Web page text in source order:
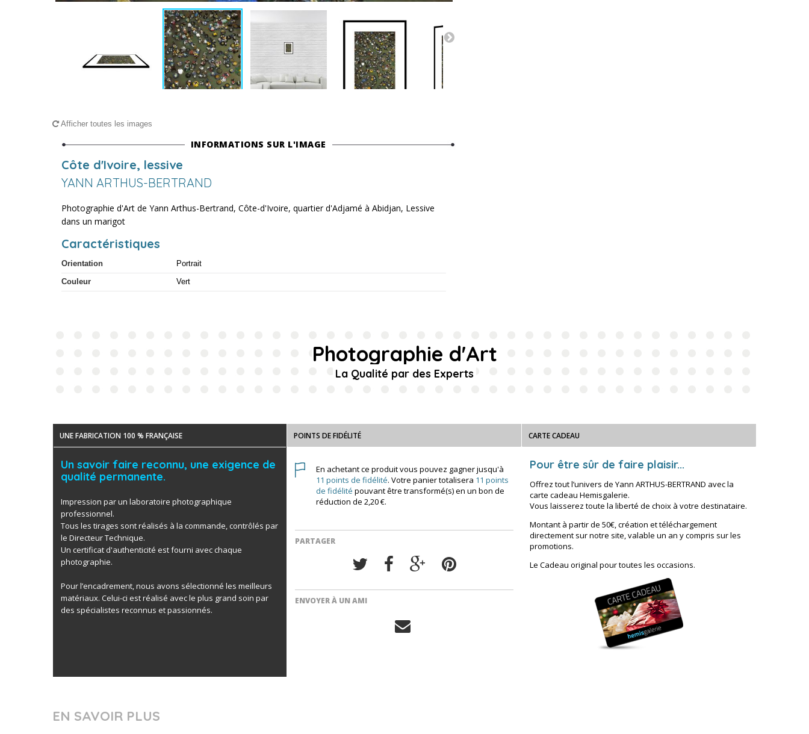
Afficher toutes les images
INFORMATIONS SUR L'IMAGE
Côte d'Ivoire, lessive
YANN ARTHUS-BERTRAND
Photographie d'Art de Yann Arthus-Bertrand, Côte-d'Ivoire, quartier d'Adjamé à Abidjan, Lessive
dans un marigot
Caractéristiques
Orientation
Portrait
Couleur
Vert
Photographie d'Art
La Qualité par des Experts
UNE FABRICATION 100 % FRANÇAISE
Un savoir faire reconnu, une exigence de
qualité permanente.
Impression par un laboratoire photographique
professionnel.
Tous les tirages sont réalisés à la commande, contrôlés par
le Directeur Technique.
Un certificat d'authenticité est fourni avec chaque
photographie.
Pour l’encadrement, nous avons sélectionné les meilleurs
matériaux. Celui-ci est réalisé avec le plus grand soin par
des spécialistes reconnus et passionnés.
POINTS DE FIDÉLITÉ
En achetant ce produit vous pouvez gagner jusqu'à
11 points de fidélité. Votre panier totalisera 11 points
de fidélité pouvant être transformé(s) en un bon de
réduction de 2,20 €.
PARTAGER
ENVOYER À UN AMI
CARTE CADEAU
Pour être sûr de faire plaisir...
Offrez tout l’univers de Yann ARTHUS-BERTRAND avec la
carte cadeau Hemisgalerie.
Vous laisserez toute la liberté de choix à votre destinataire.
Montant à partir de 50€, création et téléchargement
directement sur notre site, valable un an y compris sur les
promotions.
Le Cadeau original pour toutes les occasions.
EN SAVOIR PLUS